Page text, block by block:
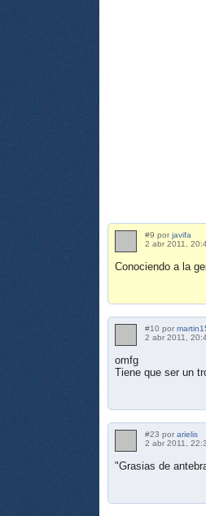
#9 por javifa
2 abr 2011,
Conociendo a la
#10 por
2 abr 2011,
omfg
Tiene que ser un
#23 por arielis
2 abr 2011,
"Grasias de